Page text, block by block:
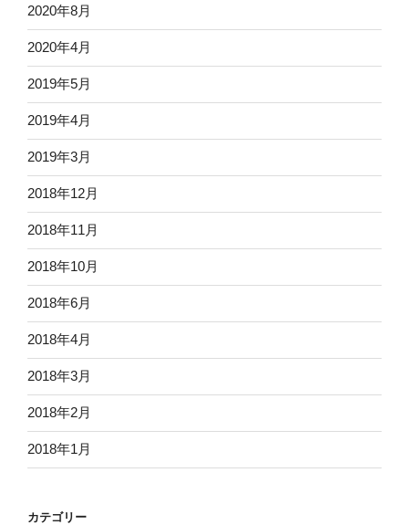
2020年8月
2020年4月
2019年5月
2019年4月
2019年3月
2018年12月
2018年11月
2018年10月
2018年6月
2018年4月
2018年3月
2018年2月
2018年1月
カテゴリー